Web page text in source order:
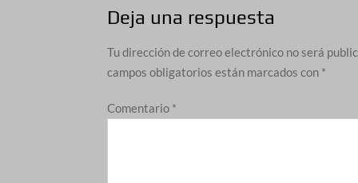
Deja una respuesta
Tu dirección de correo electrónico no será
campos obligatorios están marcados con *
Comentario *